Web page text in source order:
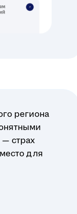
региона
страх
для